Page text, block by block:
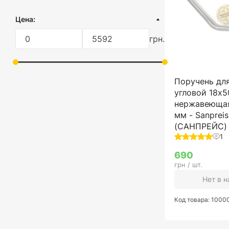
без упаковки
Цена:
грн.
Поручень
угловой
мм - Sanpreis
(САНПРЕЙС)
1
690
грн / шт.
Нет в
Код товара: